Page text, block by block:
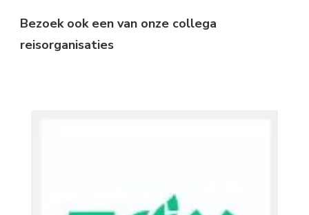
Bezoek ook een van onze collega
reisorganisaties